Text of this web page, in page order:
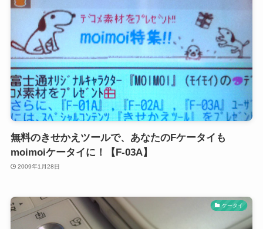
無料のきせかえツールで、あなたのFケータイも
moimoiケータイに！【F-03A】
2009年1月28日
ケータイ